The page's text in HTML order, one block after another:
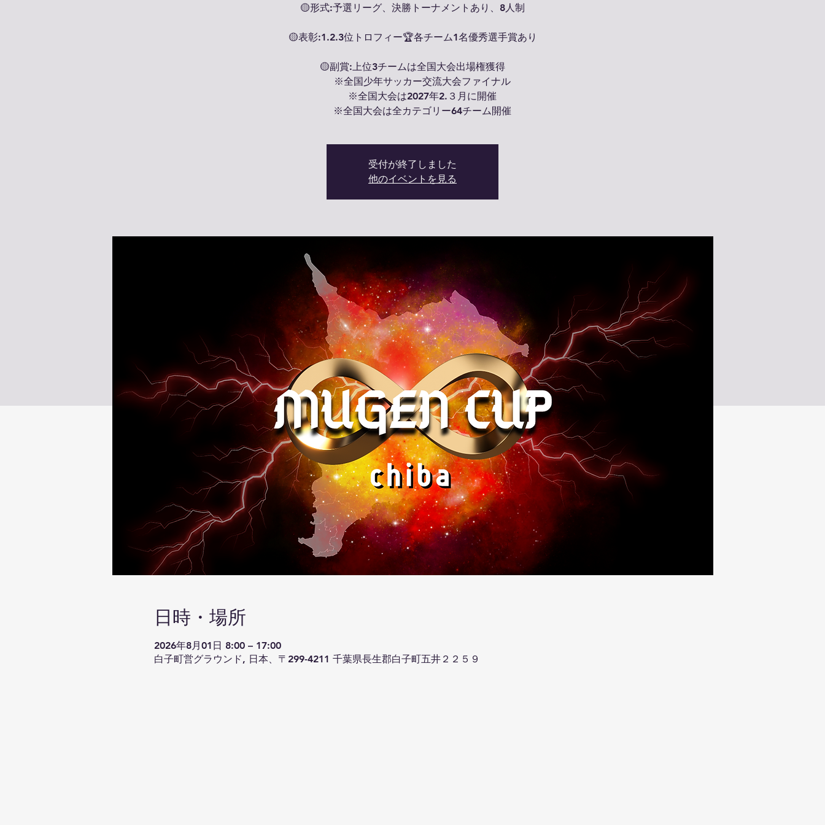
🟡形式:予選リーグ、決勝トーナメントあり、8人制
🟡表彰:1.2.3位トロフィー🏆各チーム1名優秀選手賞あり
🟡副賞:上位3チームは全国大会出場権獲得
※全国少年サッカー交流大会ファイナル
※全国大会は2027年2.３月に開催
※全国大会は全カテゴリー64チーム開催
受付が終了しました
他のイベントを見る
日時・場所
2026年8月01日 8:00 – 17:00
白子町営グラウンド, 日本、〒299-4211 千葉県長生郡白子町五井２２５９